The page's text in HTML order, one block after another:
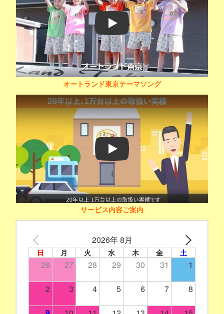
Play
オートランド東京テーマソング
Play
サービス内容ご案内
2026年 8月
日 月 火 水 木 金 土
26 27 28 29 30 31 1
2 3 4 5 6 7 8